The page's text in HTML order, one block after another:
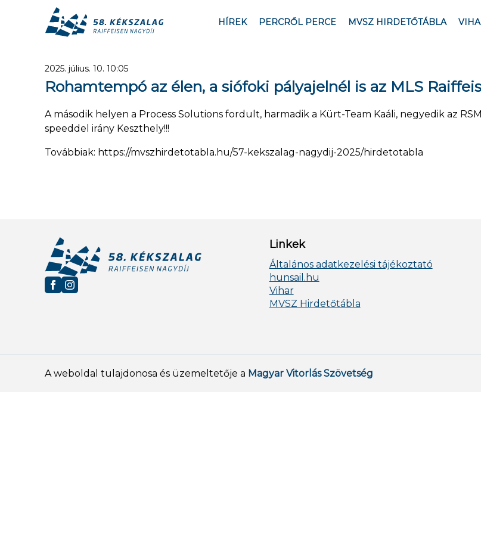
HÍREK PERCRŐL PERCE MVSZ HIRDETŐTÁBLA
2025. július. 10. 10:05
Rohamtempó az élen, a siófoki pályajelnél is az MLS
A második helyen a Process Solutions fordult, harmadik a Kürt-Team Kaáli, negyedik az
speeddel irány Keszthely!!!
Továbbiak: https://mvszhirdetotabla.hu/57-kekszalag-nagydij-2025/hirdetotabla
Linkek
Általános adatkezelési tájékoztató
hunsail.hu
Vihar
MVSZ Hirdetőtábla
A weboldal tulajdonosa és üzemeltetője a Magyar Vitorlás Szövetség